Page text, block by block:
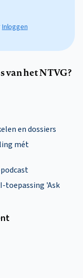
Inloggen
van het NTVG?
en dossiers
mét
toepassing 'Ask